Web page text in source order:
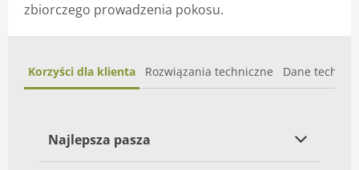
zbiorczego prowadzenia pokosu.
Korzyści dla klienta Rozwiązania techniczne Dane
Najlepsza pasza